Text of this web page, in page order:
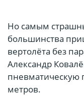
Но самым
большинства
вертолёта без
Александр
пневматическую
метров.